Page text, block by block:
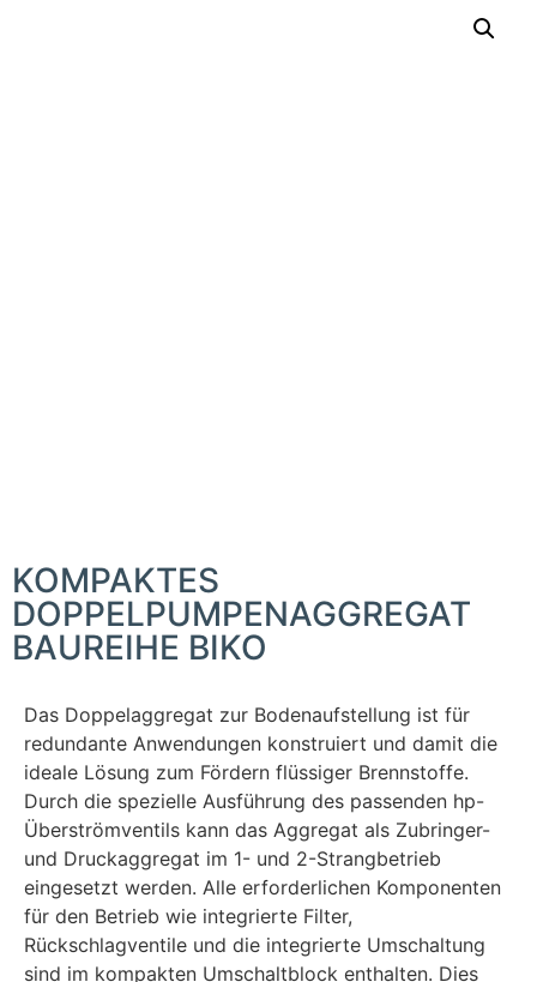
KOMPAKTES
DOPPELPUMPENAGGREGAT
BAUREIHE BIKO
Das Doppelaggregat zur Bodenaufstellung ist für
redundante Anwendungen konstruiert und damit die
ideale Lösung zum Fördern flüssiger Brennstoffe.
Durch die spezielle Ausführung des passenden hp-
Überströmventils kann das Aggregat als Zubringer-
und Druckaggregat im 1- und 2-Strangbetrieb
eingesetzt werden. Alle erforderlichen Komponenten
für den Betrieb wie integrierte Filter,
Rückschlagventile und die integrierte Umschaltung
sind im kompakten Umschaltblock enthalten. Dies